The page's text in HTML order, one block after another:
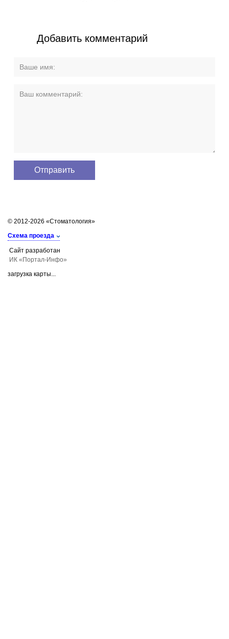
Добавить комментарий
© 2012-2026 «Стоматология»
Схема проезда
Сайт разработан
ИК «Портал-Инфо»
загрузка карты...